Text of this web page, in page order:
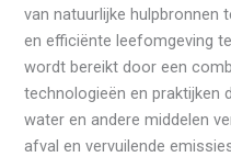
van natuurlijke hulpbronnen
en efficiënte leefomgeving
wordt bereikt door een
technologieën en praktijken
water en andere middelen
afval en vervuilende